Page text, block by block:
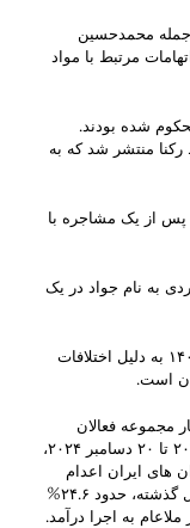
جمله محمدحسین
مرتبط با مواد
شده بودند.
منتشر شد که به
۱۴۰۱ ناپدری خود را پس از یک مشاجره با
۱۴۰۱ به دلیل قتل فردی به نام جواد در یک
زندانی دیگری که داماد خانواده خود را در مهر ۱۴۰۱ به دلیل اختلافات
است.
مجموعه فعالان
حقوق بشر در ایران طی بازه زمانی ۱ ژانویه ۲۰۲۴ تا ۲۰ دسامبر ۲۰۲۴،
در زندان های ایران اعدام
شدند. این رقم در مقایسه با زمان مشابه در سال گذشته، حدود ۲۴.۶%
از این میزان حکم ۴ نفر در ملاعام به اجرا درآمد.